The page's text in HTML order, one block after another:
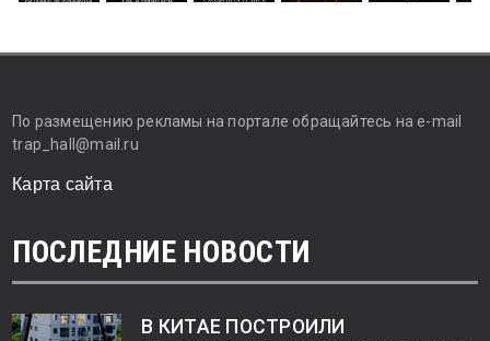
По размещению рекламы на портале обращайтесь на e-mail
trap_hall@mail.ru
Карта сайта
ПОСЛЕДНИЕ НОВОСТИ
В КИТАЕ ПОСТРОИЛИ